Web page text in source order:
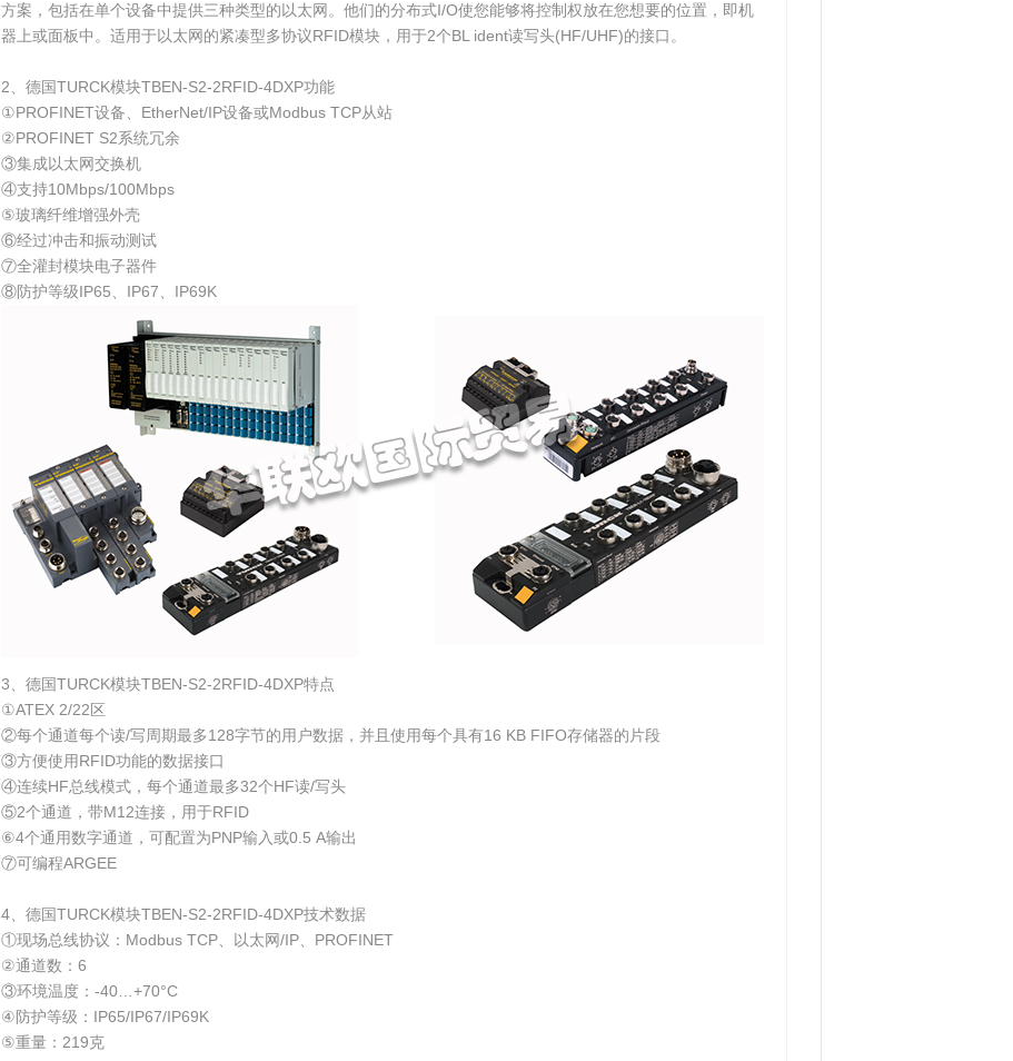
方案，包括在单个设备中提供三种类型的以太网。他们的分布式I/O使您能够将控制权放在您想要的位置，即机
器上或面板中。适用于以太网的紧凑型多协议RFID模块，用于2个BL ident读写头(HF/UHF)的接口。
2、德国TURCK模块TBEN-S2-2RFID-4DXP功能
①PROFINET设备、EtherNet/IP设备或Modbus TCP从站
②PROFINET S2系统冗余
③集成以太网交换机
④支持10Mbps/100Mbps
⑤玻璃纤维增强外壳
⑥经过冲击和振动测试
​⑦全灌封模块电子器件
⑧防护等级IP65、IP67、IP69K
3、德国TURCK模块TBEN-S2-2RFID-4DXP特点
①ATEX 2/22区
②每个通道每个读/写周期最多128字节的用户数据，并且使用每个具有16 KB FIFO存储器的片段
③方便使用RFID功能的数据接口
④连续HF总线模式，每个通道最多32个HF读/写头
⑤2个通道，带M12连接，用于RFID
⑥4个通用数字通道，可配置为PNP输入或0.5 A输出
⑦可编程ARGEE
4、德国TURCK模块TBEN-S2-2RFID-4DXP技术数据
①现场总线协议：Modbus TCP、以太网/IP、PROFINET
②通道数：6
③环境温度：-40…+70°C
④防护等级：IP65/IP67/IP69K
⑤重量：219克